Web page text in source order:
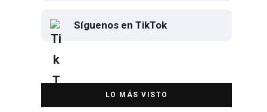
Síguenos en TikTok
DESTACADA
Elton John regresa a CDMX para
despedirse en el Estadio Banorte